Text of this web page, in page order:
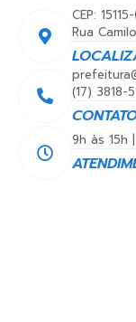
Rua
CEP:
(17) 3818-
9h às 15h